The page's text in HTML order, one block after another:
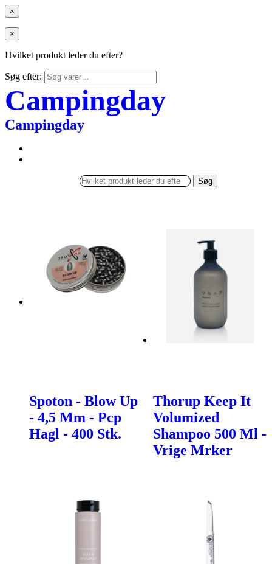
×
×
Hvilket produkt leder du efter?
Søg efter:
Campingday
Campingday
Søg
Spoton - Blow Up
- 4,5 Mm - Pcp
Hagl - 400 Stk.
Thorup Keep It
Volumized
Shampoo 500 Ml -
Vrige Mrker